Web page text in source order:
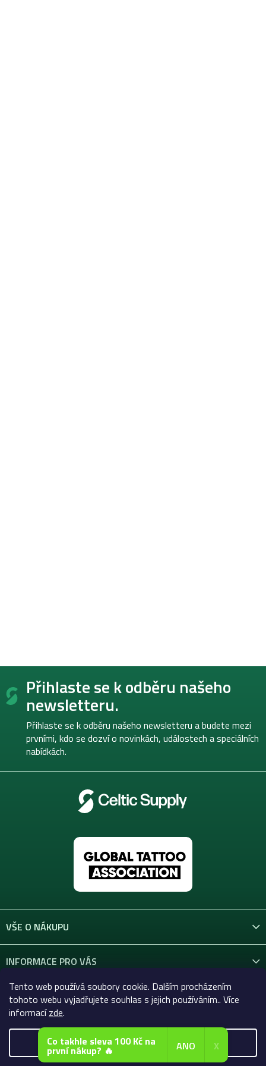
Tento web používá soubory cookie. Dalším procházením
tohoto webu vyjadřujete souhlas s jejich používáním.. Více
informacízde.
Nastavení
Z
Přihlaste se k odběru našeho
newsletteru.
Přihlaste se k odběru našeho newsletteru a budete mezi
prvními, kdo se dozví o novinkách, událostech a speciálních
nabídkách.
VŠE O NÁKUPU
INFORMACE PRO VÁS
KONTAKT
Copyright 2026Celtic-Supply.cz | Vše pro tetování a
Co takhle sleva 100 Kč na
první nákup? 🔥 ANO X